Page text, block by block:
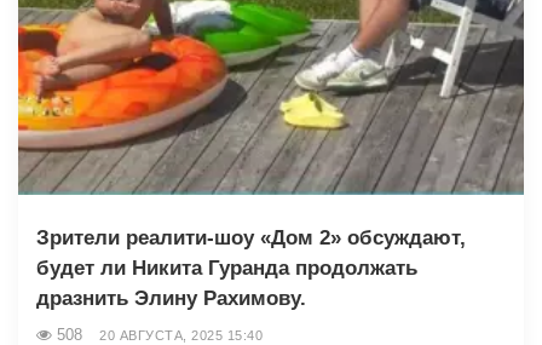
Зрители реалити-шоу «Дом 2» обсуждают,
будет ли Никита Гуранда продолжать
дразнить Элину Рахимову.
508 20 АВГУСТА, 2025 15:40